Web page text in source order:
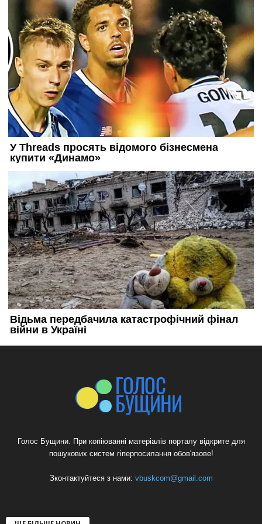
Голос Бущини. При копіюванні матеріалів порталу відкрите для
пошукових систем гіперпосилання обов'язове!
Зконтактуйтеся з нами: vbuskcom@gmail.com